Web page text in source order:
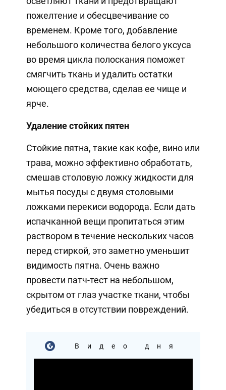
пожелтение и обесцвечивание со
временем. Кроме того, добавление
небольшого количества белого уксуса
во время цикла полоскания поможет
смягчить ткань и удалить остатки
моющего средства, сделав ее чище и
ярче.
Удаление стойких пятен
Стойкие пятна, такие как кофе, вино или
трава, можно эффективно обработать,
смешав столовую ложку жидкости для
мытья посуды с двумя столовыми
ложками перекиси водорода. Если дать
испачканной вещи пропитаться этим
раствором в течение нескольких часов
перед стиркой, это заметно уменьшит
видимость пятна. Очень важно
провести патч-тест на небольшом,
скрытом от глаз участке ткани, чтобы
убедиться в отсутствии повреждений.
Видео дня